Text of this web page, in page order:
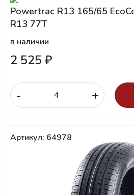
Powertrac R13 165/65
R13 77T
в наличии
2 525 ₽
- +
Артикул: 64978